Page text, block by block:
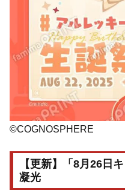
©COGNOSPHERE
【更新】「8月26日
凝光